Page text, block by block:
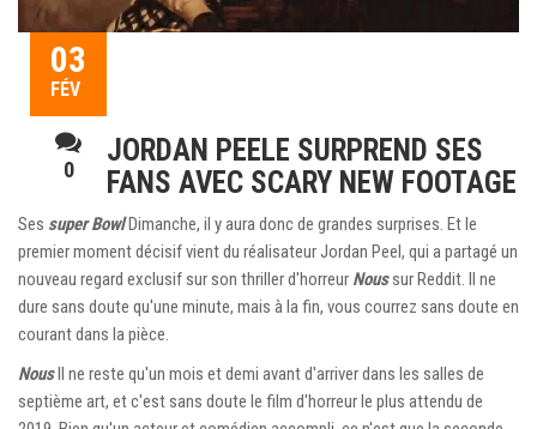
03
FÉV
0
JORDAN PEELE SURPREND SES
FANS AVEC SCARY NEW FOOTAGE
Ses super BowlDimanche, il y aura donc de grandes surprises. Et le
premier moment décisif vient du réalisateur Jordan Peel, qui a partagé un
nouveau regard exclusif sur son thriller d'horreur Noussur Reddit. Il ne
dure sans doute qu'une minute, mais à la fin, vous courrez sans doute en
courant dans la pièce.
NousIl ne reste qu'un mois et demi avant d'arriver dans les salles de
septième art, et c'est sans doute le film d'horreur le plus attendu de